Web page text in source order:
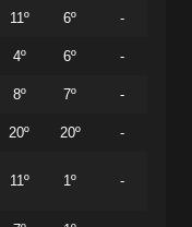
11º 6º -
4º 6º -
8º 7º -
20º 20º -
11º 1º -